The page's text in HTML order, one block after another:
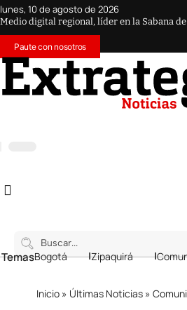
lunes, 10 de agosto de 2026
Medio digital regional, líder en la Sabana
Paute con nosotros
Bogotá Zipaquirá
Inicio » Últimas Noticias »